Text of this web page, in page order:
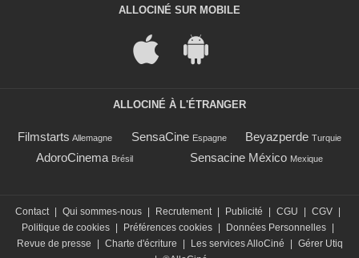
ALLOCINÉ SUR MOBILE
ALLOCINÉ À L'ÉTRANGER
Filmstarts Allemagne SensaCine Espagne Beyazperde Turquie
AdoroCinema Brésil Sensacine México Mexique
Contact Qui sommes-nous Recrutement Publicité CGU CGV
Politique de cookies
Préférences cookies Données Personnelles
Revue de presse
Charte d'écriture Les services AlloCiné
Gérer Utiq